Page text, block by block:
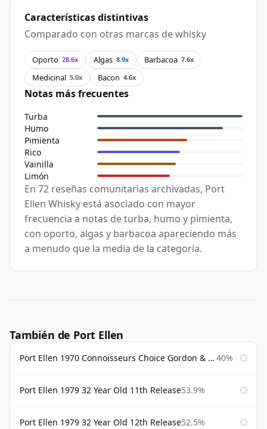
Características distintivas
Comparado con otras marcas de whisky
Oporto 28.6x Algas 8.9x Barbacoa 7.6x
Medicinal 5.0x Bacon 4.6x
Notas más frecuentes
Turba
Humo
Pimienta
Rico
Vainilla
Limón
En 72 reseñas comunitarias archivadas, Port
Ellen Whisky está asociado con mayor
frecuencia a notas de turba, humo y pimienta,
con oporto, algas y barbacoa apareciendo más
a menudo que la media de la categoría.
También de Port Ellen
Port Ellen 1970 Connoisseurs Choice Gordon & Macphail 40%
Port Ellen 1979 32 Year Old 11th Release53.9%
Port Ellen 1979 32 Year Old 12th Release52.5%